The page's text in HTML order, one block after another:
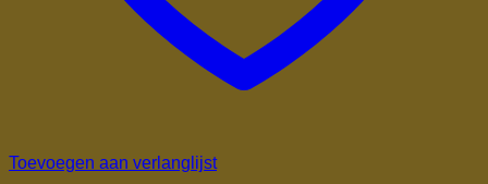
Toevoegen aan verlanglijst